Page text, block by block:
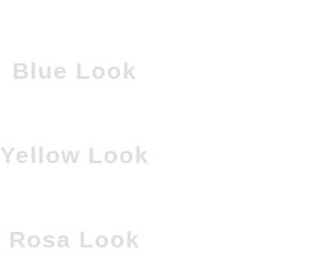
Blue Look
Yellow Look
Rosa Look